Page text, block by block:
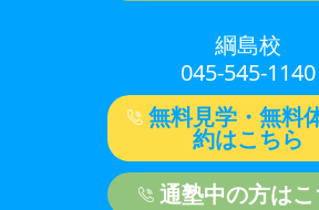
綱島校
045-545-1140
無料見学・無料
約はこちら
通塾中の方はこ